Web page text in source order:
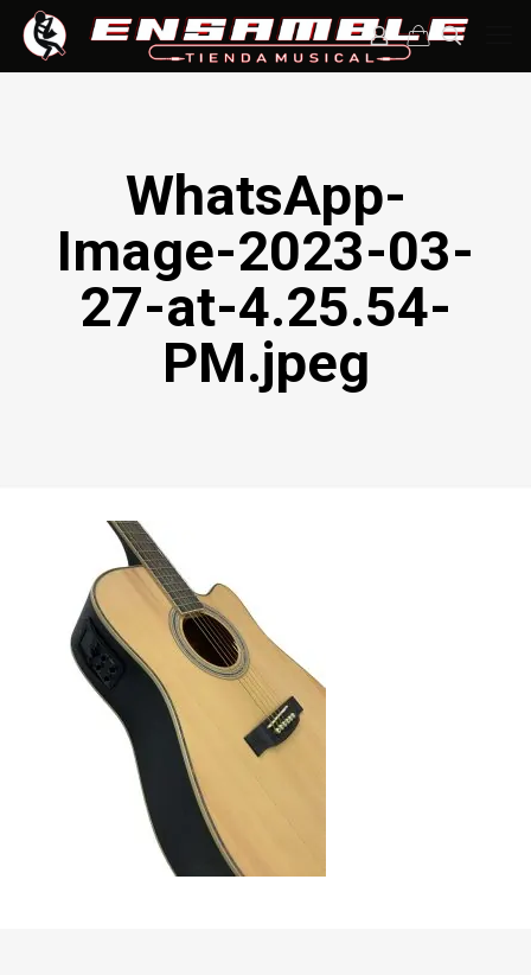
WhatsApp-
Image-2023-03-
27-at-4.25.54-
PM.jpeg